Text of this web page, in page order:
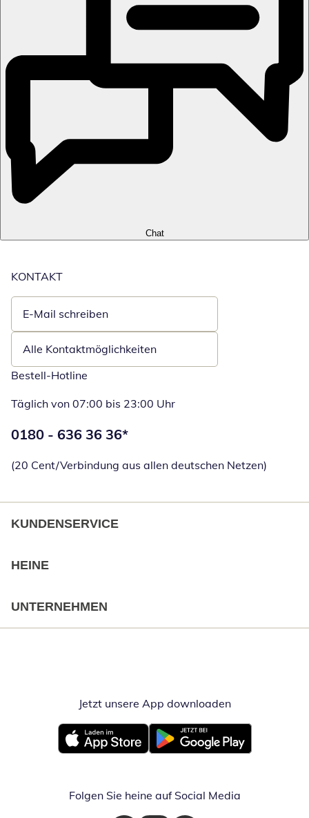
Chat
KONTAKT
E-Mail schreiben
Öffnet E-Mail-Client
Alle Kontaktmöglichkeiten
Bestell-Hotline
Täglich von 07:00 bis 23:00 Uhr
Telefonnummer:
0180 - 636 36 36*
(20 Cent/Verbindung aus allen deutschen Netzen)
KUNDENSERVICE
HEINE
UNTERNEHMEN
Jetzt unsere App downloadenÖffnet in
Öffnet in neuem FensterÖffnet in neuem Fenster
Folgen Sie heine auf Social Media